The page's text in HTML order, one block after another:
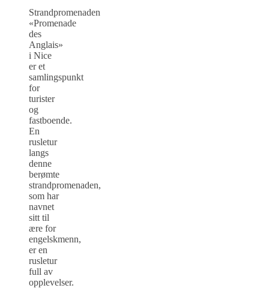
Strandpromenaden
«Promenade
des
Anglais»
i Nice
er et
samlingspunkt
for
turister
og
fastboende.
En
rusletur
langs
denne
berømte
strandpromenaden,
som har
navnet
sitt til
ære for
engelskmenn,
er en
rusletur
full av
opplevelser.